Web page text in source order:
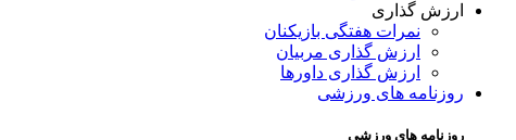
ارزش گذاری
نمرات هفتگی بازیکنان
ارزش گذاری مربیان
ارزش گذاری داورها
روزنامه های ورزشی
روزنامه های ورزشی